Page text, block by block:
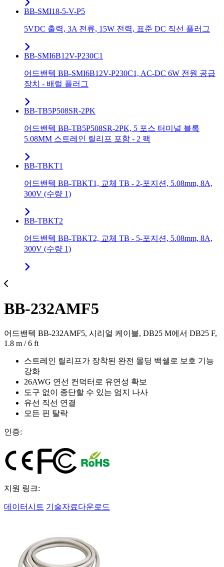
BB-SMI18-5-V-P5
5VDC 출력, 3A 전류, 15W 전력, 표준 DC 직선 플러그
BB-SMI6B12V-P230C1
어드밴텍 BB-SMI6B12V-P230C1, AC-DC 6W 전원 공급
장치 - 배럴 플러그
BB-TB5P508SR-2PK
어드밴텍 BB-TB5P508SR-2PK, 5 포스 터미널 블록
5.08MM 스트레인 릴리프 포함 - 2 팩
BB-TBKT1
어드밴텍 BB-TBKT1, 교체 TB - 2-포지션, 5.08mm, 8A,
300V (수량 1)
BB-TBKT2
어드밴텍 BB-TBKT2, 교체 TB - 5-포지션, 5.08mm, 8A,
300V (수량 1)
BB-232AMF5
어드밴텍 BB-232AMF5, 시리얼 케이블, DB25 M에서 DB25 F,
1.8 m / 6 ft
스트레인 릴리프가 장착된 완전 몰딩 백쉘로 보호 기능
강화
26AWG 연선 컨덕터로 유연성 확보
도구 없이 종단할 수 있는 엄지 나사
유선 직선 연결
모든 핀 탈락
인증:
지원 링크:
데이터시트 기술자료다운로드